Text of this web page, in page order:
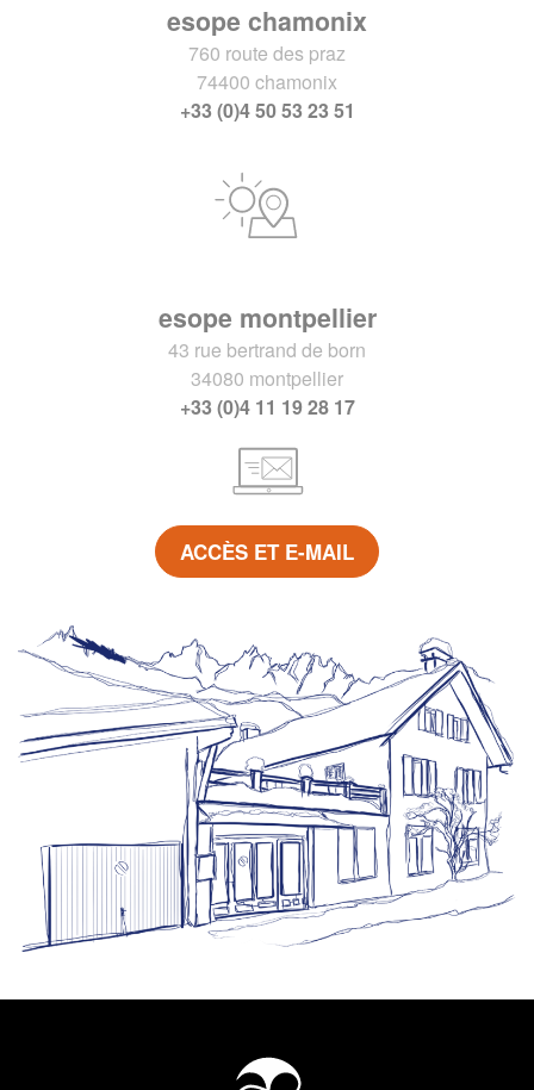
esope chamonix
760 route des praz
74400 chamonix
+33 (0)4 50 53 23 51
esope montpellier
43 rue bertrand de born
34080 montpellier
+33 (0)4 11 19 28 17
ACCÈS ET E-MAIL